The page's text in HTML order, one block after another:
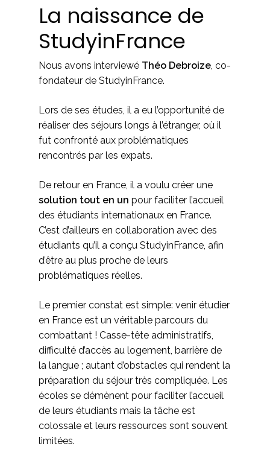
La naissance de
StudyinFrance
Nous avons interviewé Théo Debroize, co-
fondateur de StudyinFrance.
Lors de ses études, il a eu l’opportunité de
réaliser des séjours longs à l’étranger, où il
fut confronté aux problématiques
rencontrés par les expats.
De retour en France, il a voulu créer une
solution tout en un pour faciliter l’accueil
des étudiants internationaux en France.
C’est d’ailleurs en collaboration avec des
étudiants qu’il a conçu StudyinFrance, afin
d’être au plus proche de leurs
problématiques réelles.
Le premier constat est simple: venir étudier
en France est un véritable parcours du
combattant ! Casse-tête administratifs,
difficulté d’accès au logement, barrière de
la langue ; autant d’obstacles qui rendent la
préparation du séjour très compliquée. Les
écoles se démènent pour faciliter l’accueil
de leurs étudiants mais la tâche est
colossale et leurs ressources sont souvent
limitées.